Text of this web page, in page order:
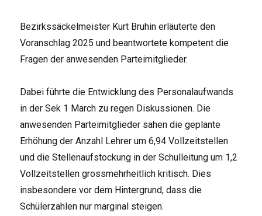
Bezirkssäckelmeister Kurt Bruhin erläuterte den
Voranschlag 2025 und beantwortete kompetent die
Fragen der anwesenden Parteimitglieder.
Dabei führte die Entwicklung des Personalaufwands
in der Sek 1 March zu regen Diskussionen. Die
anwesenden Parteimitglieder sahen die geplante
Erhöhung der Anzahl Lehrer um 6,94 Vollzeitstellen
und die Stellenaufstockung in der Schulleitung um 1,2
Vollzeitstellen grossmehrheitlich kritisch. Dies
insbesondere vor dem Hintergrund, dass die
Schülerzahlen nur marginal steigen.